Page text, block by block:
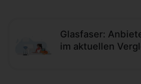
Glasfaser:
im aktuellen